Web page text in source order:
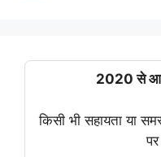
2020 से
किसी भी सहायता या